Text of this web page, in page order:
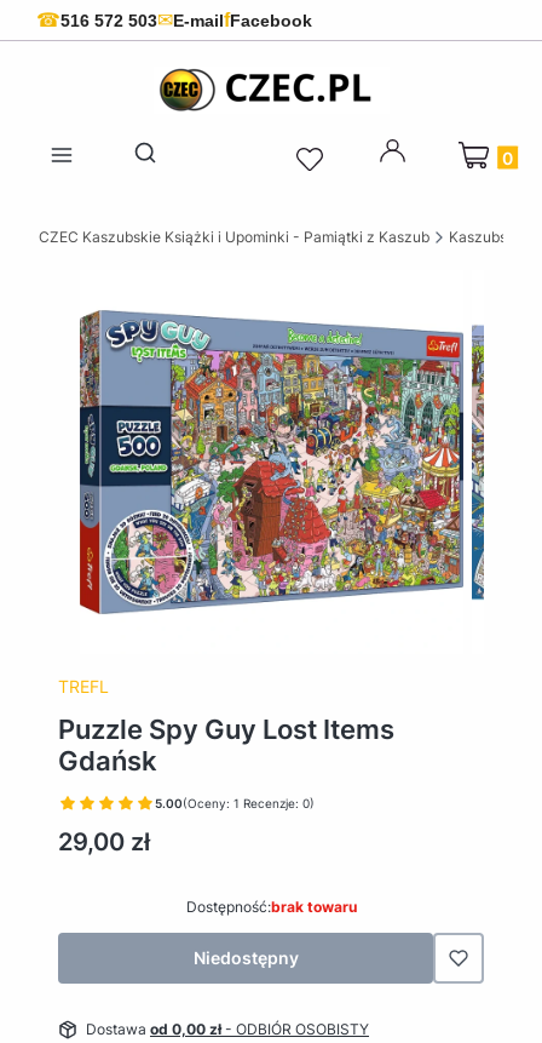
☎516 572 503✉E-mailfFacebook
Otwórz wyszukiwarkę
Produkty
CZEC Kaszubskie Książki i Upominki - Pamiątki z Kaszub Kaszubskie
TREFL
Puzzle Spy Guy Lost Items
Gdańsk
5.00(Oceny: 1 Recenzje: 0)
Cena
29,00 zł
Dostępność:brak towaru
Niedostępny
Dostawa od 0,00 zł- ODBIÓR OSOBISTY